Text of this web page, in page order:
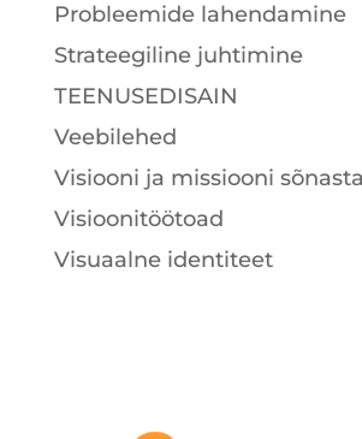
Probleemide lahendamine
Strateegiline juhtimine
TEENUSEDISAIN
Veebilehed
Visiooni ja missiooni
Visioonitöötoad
Visuaalne identiteet